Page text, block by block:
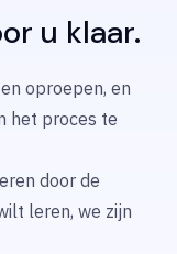
u klaar.
oproepen, en
het proces te
door de
leren, we zijn